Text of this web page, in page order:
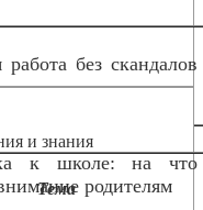
без скандалов
к школе: на что
родителям
и знания
Тема